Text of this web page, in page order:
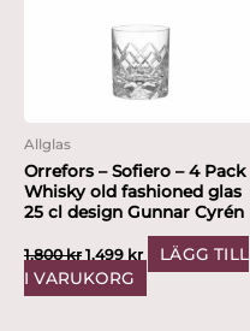
Allglas
Orrefors – Sofiero – 4 Pack
Whisky old fashioned glas
25 cl design Gunnar Cyrén
1,800kr 1,499 kr
LÄGG TILL
I VARUKORG